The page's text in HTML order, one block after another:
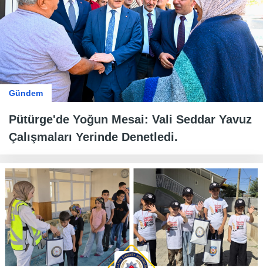
Gündem
Pütürge'de Yoğun Mesai: Vali Seddar Yavuz
Çalışmaları Yerinde Denetledi.